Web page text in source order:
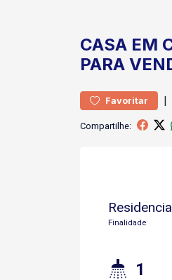
CASA EM
PARA
Favoritar |
Compartilhe:
Finalidade
1